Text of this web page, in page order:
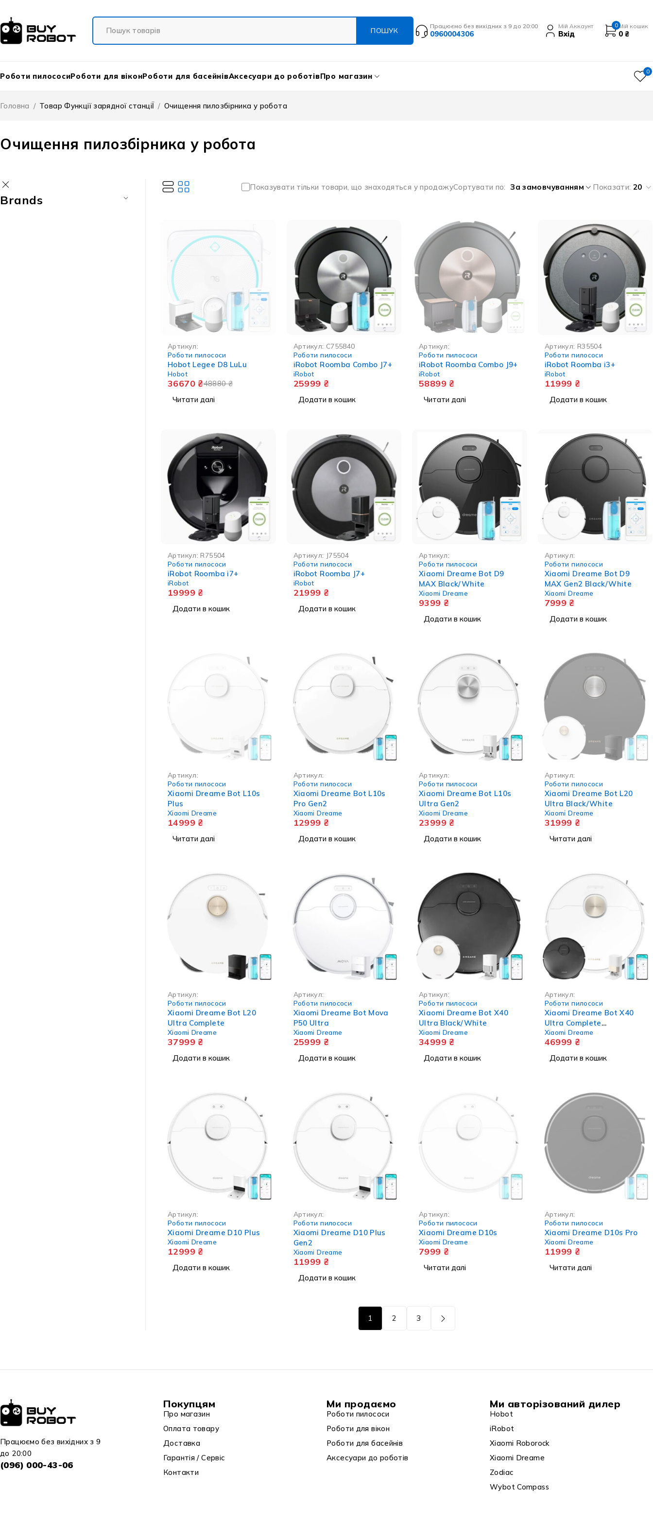
Працюємо без вихідних з 9 до 20:00
0960004306
Мій Аккаунт
Вхід
0 Мій кошик
0 ₴
Роботи пилососиРоботи для віконРоботи для басейнівАксесуари до роботівПро магазин 0
Очищення пилозбірника у робота
Головна / Товар Функції зарядної станціЇ / Очищення пилозбірника у робота
Brands
Показувати тільки товари, що знаходяться у продажуСортувати по За замовчуванням Показати: 20
Артикул:
Роботи пилососи
Hobot Legee D8 LuLu
Hobot
48880₴
36670 ₴
Читати далі
Артикул: C755840
Роботи пилососи
iRobot Roomba Combo J7+
iRobot
25999 ₴
Додати в кошик
Артикул:
Роботи пилососи
iRobot Roomba Combo J9+
iRobot
58899 ₴
Читати далі
Артикул: R35504
Роботи пилососи
iRobot Roomba i3+
iRobot
11999 ₴
Додати в кошик
Артикул:R75504
Роботи пилососи
iRobot Roomba i7+
iRobot
19999 ₴
Додати в кошик
Артикул: J75504
Роботи пилососи
iRobot Roomba J7+
iRobot
21999 ₴
Додати в кошик
Артикул:
Роботи пилососи
Xiaomi Dreame Bot D9
MAX Black/White
Xiaomi Dreame
9399 ₴
Додати в кошик
Артикул:
Роботи пилососи
Xiaomi Dreame Bot D9
MAX Gen2 Black/White
Xiaomi Dreame
7999 ₴
Додати в кошик
Артикул:
Роботи пилососи
Xiaomi Dreame Bot L10s
Plus
Xiaomi Dreame
14999 ₴
Читати далі
Артикул:
Роботи пилососи
Xiaomi Dreame Bot L10s
Pro Gen2
Xiaomi Dreame
12999 ₴
Додати в кошик
Артикул:
Роботи пилососи
Xiaomi Dreame Bot L10s
Ultra Gen2
Xiaomi Dreame
23999 ₴
Додати в кошик
Артикул:
Роботи пилососи
Xiaomi Dreame Bot L20
Ultra Black/White
Xiaomi Dreame
31999 ₴
Читати далі
Артикул:
Роботи пилососи
Xiaomi Dreame Bot L20
Ultra Complete
Xiaomi Dreame
37999 ₴
Додати в кошик
Артикул:
Роботи пилососи
Xiaomi Dreame Bot Mova
P50 Ultra
Xiaomi Dreame
25999 ₴
Додати в кошик
Артикул:
Роботи пилососи
Xiaomi Dreame Bot X40
Ultra Black/White
Xiaomi Dreame
34999 ₴
Додати в кошик
Артикул:
Роботи пилососи
Xiaomi Dreame Bot X40
Ultra Complete
Black/White
Xiaomi Dreame
46999 ₴
Додати в кошик
Артикул:
Роботи пилососи
Xiaomi Dreame D10 Plus
Xiaomi Dreame
12999 ₴
Додати в кошик
Артикул:
Роботи пилососи
Xiaomi Dreame D10 Plus
Gen2
Xiaomi Dreame
11999 ₴
Додати в кошик
Артикул:
Роботи пилососи
Xiaomi Dreame D10s
Xiaomi Dreame
7999 ₴
Читати далі
Артикул:
Роботи пилососи
Xiaomi Dreame D10s Pro
Xiaomi Dreame
11999 ₴
Читати далі
1 2 3
Працюємо без вихідних з 9
до 20:00
(096) 000-43-06
Покупцям
Про магазин
Оплата товару
Доставка
Гарантія / Сервіс
Контакти
Ми продаємо
Роботи пилососи
Роботи для вікон
Роботи для басейнів
Аксесуари до роботів
Ми авторізований дилер
Hobot
iRobot
Xiaomi Roborock
Xiaomi Dreame
Zodiac
Wybot Compass